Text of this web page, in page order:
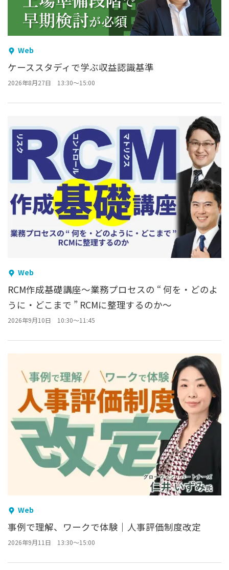
Web
ケーススタディで学ぶ収益認識基準
2026年8月27日 13:30～15:00
Web
RCM作成基礎講座～業務プロセスの “ 何を・どのよ
うに・どこまで ” RCMに整理するのか～
2026年9月10日 10:30～11:45
Web
事例で理解、ワークで体験｜人事評価制度改定
2026年9月11日 13:30～15:00